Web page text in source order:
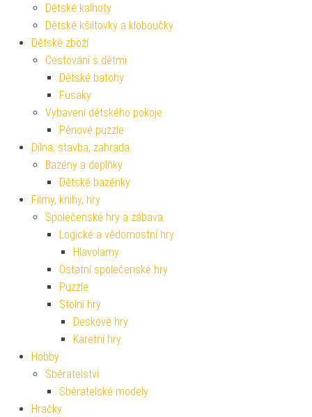
Dětské kalhoty
Dětské kšiltovky a kloboučky
Dětské zboží
Cestování s dětmi
Dětské batohy
Fusaky
Vybavení dětského pokoje
Pěnové puzzle
Dílna, stavba, zahrada
Bazény a doplňky
Dětské bazénky
Filmy, knihy, hry
Společenské hry a zábava
Logické a vědomostní hry
Hlavolamy
Ostatní společenské hry
Puzzle
Stolní hry
Deskové hry
Karetní hry
Hobby
Sběratelství
Sběratelské modely
Hračky